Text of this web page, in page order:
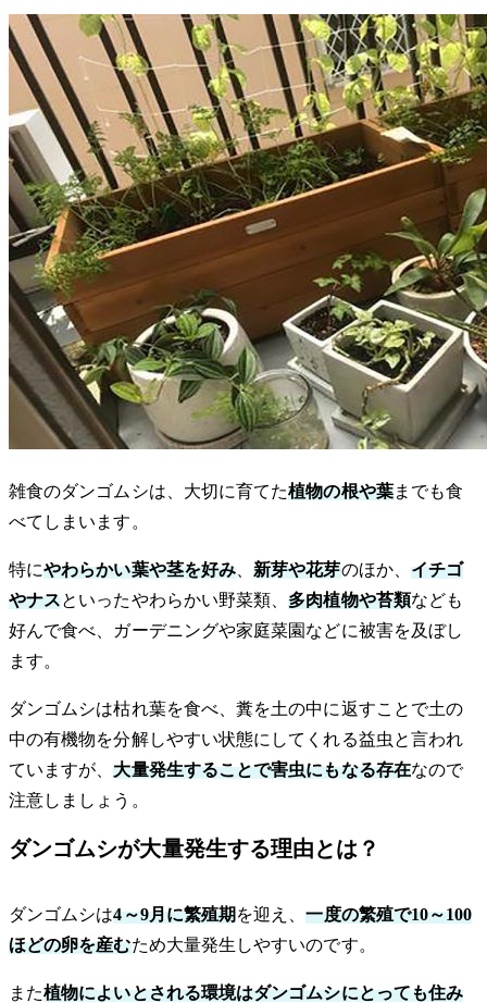
雑食のダンゴムシは、大切に育てた植物の根や葉までも食
べてしまいます。
特にやわらかい葉や茎を好み 、新芽や花芽のほか、 イチゴ
やナスといったやわらかい野菜類、多肉植物や苔類なども
好んで食べ、ガーデニングや家庭菜園などに被害を及ぼし
ます。
ダンゴムシは枯れ葉を食べ、糞を土の中に返すことで土の
中の有機物を分解しやすい状態にしてくれる益虫と言われ
ていますが、大量発生することで害虫にもなる存在なので
注意しましょう。
ダンゴムシが大量発生する理由とは？
ダンゴムシは4～9月に繁殖期 を迎え、一度の繁殖で10～100
ほどの卵を産むため大量発生しやすいのです。
また植物によいとされる環境はダンゴムシにとっても住み